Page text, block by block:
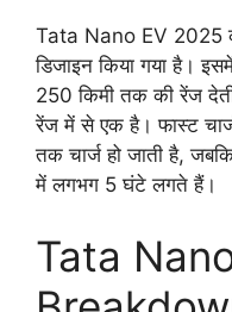
Tata Nano EV 2025
डिजाइन किया गया है।
250 किमी तक की रेंज
रेंज में से एक है। फास्ट
तक चार्ज हो जाती है,
में लगभग 5 घंटे लगते हैं।
Tata